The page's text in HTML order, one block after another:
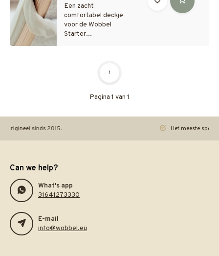
Een zacht
comfortabel deckje
voor de Wobbel
Starter...
Pagina 1 van 1
1
sinds 2015. Het meeste speelgoed
Can we help?
What's app
31641273330
E-mail
info@wobbel.eu